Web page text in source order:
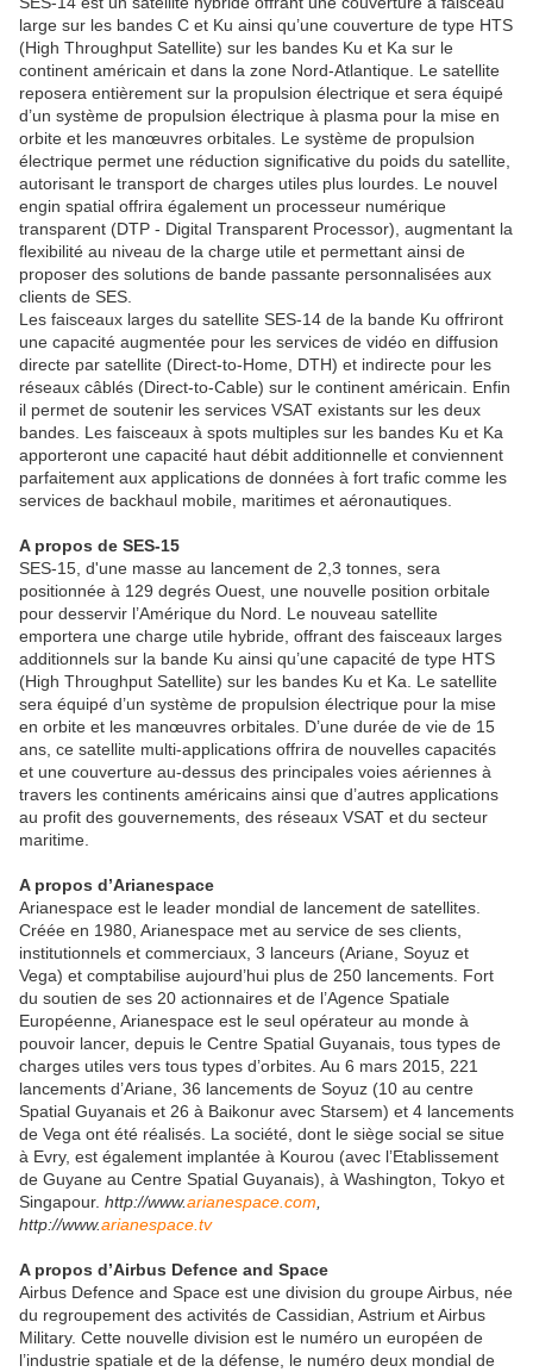
large sur les bandes C et Ku ainsi qu’une couverture de type HTS
(High Throughput Satellite) sur les bandes Ku et Ka sur le
continent américain et dans la zone Nord-Atlantique. Le satellite
reposera entièrement sur la propulsion électrique et sera équipé
d’un système de propulsion électrique à plasma pour la mise en
orbite et les manœuvres orbitales. Le système de propulsion
électrique permet une réduction significative du poids du satellite,
autorisant le transport de charges utiles plus lourdes. Le nouvel
engin spatial offrira également un processeur numérique
transparent (DTP - Digital Transparent Processor), augmentant la
flexibilité au niveau de la charge utile et permettant ainsi de
proposer des solutions de bande passante personnalisées aux
clients de SES.
Les faisceaux larges du satellite SES-14 de la bande Ku offriront
une capacité augmentée pour les services de vidéo en diffusion
directe par satellite (Direct-to-Home, DTH) et indirecte pour les
réseaux câblés (Direct-to-Cable) sur le continent américain. Enfin
il permet de soutenir les services VSAT existants sur les deux
bandes. Les faisceaux à spots multiples sur les bandes Ku et Ka
apporteront une capacité haut débit additionnelle et conviennent
parfaitement aux applications de données à fort trafic comme les
services de backhaul mobile, maritimes et aéronautiques.
A propos de SES-15
SES-15, d'une masse au lancement de 2,3 tonnes, sera
positionnée à 129 degrés Ouest, une nouvelle position orbitale
pour desservir l’Amérique du Nord. Le nouveau satellite
emportera une charge utile hybride, offrant des faisceaux larges
additionnels sur la bande Ku ainsi qu’une capacité de type HTS
(High Throughput Satellite) sur les bandes Ku et Ka. Le satellite
sera équipé d’un système de propulsion électrique pour la mise
en orbite et les manœuvres orbitales. D’une durée de vie de 15
ans, ce satellite multi-applications offrira de nouvelles capacités
et une couverture au-dessus des principales voies aériennes à
travers les continents américains ainsi que d’autres applications
au profit des gouvernements, des réseaux VSAT et du secteur
maritime.
A propos d’Arianespace
Arianespace est le leader mondial de lancement de satellites.
Créée en 1980, Arianespace met au service de ses clients,
institutionnels et commerciaux, 3 lanceurs (Ariane, Soyuz et
Vega) et comptabilise aujourd’hui plus de 250 lancements. Fort
du soutien de ses 20 actionnaires et de l’Agence Spatiale
Européenne, Arianespace est le seul opérateur au monde à
pouvoir lancer, depuis le Centre Spatial Guyanais, tous types de
charges utiles vers tous types d’orbites. Au 6 mars 2015, 221
lancements d’Ariane, 36 lancements de Soyuz (10 au centre
Spatial Guyanais et 26 à Baikonur avec Starsem) et 4 lancements
de Vega ont été réalisés. La société, dont le siège social se situe
à Evry, est également implantée à Kourou (avec l’Etablissement
de Guyane au Centre Spatial Guyanais), à Washington, Tokyo et
Singapour. http://www.arianespace.com
http://www.arianespace.tv
A propos d’Airbus Defence and Space
Airbus Defence and Space est une division du groupe Airbus, née
du regroupement des activités de Cassidian, Astrium et Airbus
Military. Cette nouvelle division est le numéro un européen de
l’industrie spatiale et de la défense, le numéro deux mondial de